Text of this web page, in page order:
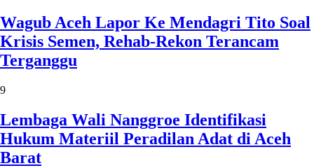
Wagub Aceh Lapor Ke Mendagri Tito Soal
Krisis Semen, Rehab-Rekon Terancam
Terganggu
9
Lembaga Wali Nanggroe Identifikasi
Hukum Materiil Peradilan Adat di Aceh
Barat